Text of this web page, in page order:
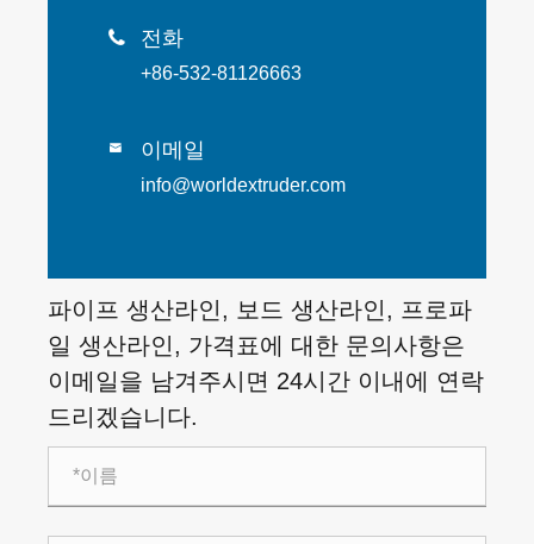
 전화
+86-532-81126663
 이메일
info@worldextruder.com
파이프 생산라인, 보드 생산라인, 프로파
일 생산라인, 가격표에 대한 문의사항은
이메일을 남겨주시면 24시간 이내에 연락
드리겠습니다.